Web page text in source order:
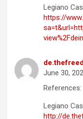
Legiano
https://
June 30,
References:
Legiano
http://